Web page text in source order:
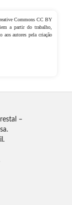
Commons CC BY
a partir do trabalho,
aos autores pela criação
–